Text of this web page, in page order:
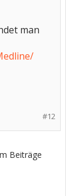
man
#12
Beiträge